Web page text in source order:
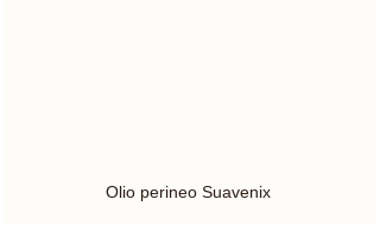
Olio perineo Suavenix